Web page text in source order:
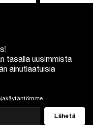
tasalla uusimmista
ainutlaatuisia
Lähetä